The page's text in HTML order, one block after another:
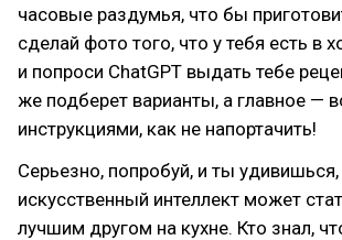
часовые раздумья, что бы
сделай фото того, что у тебя есть в
и попроси ChatGPT выдать тебе
же подберет варианты, а главное —
инструкциями, как не напортачить!
Серьезно, попробуй, и ты удивишься,
искусственный интеллект может
лучшим другом на кухне. Кто знал,